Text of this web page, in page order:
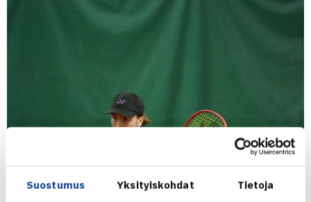
Suostumus Yksityiskohdat Tietoja